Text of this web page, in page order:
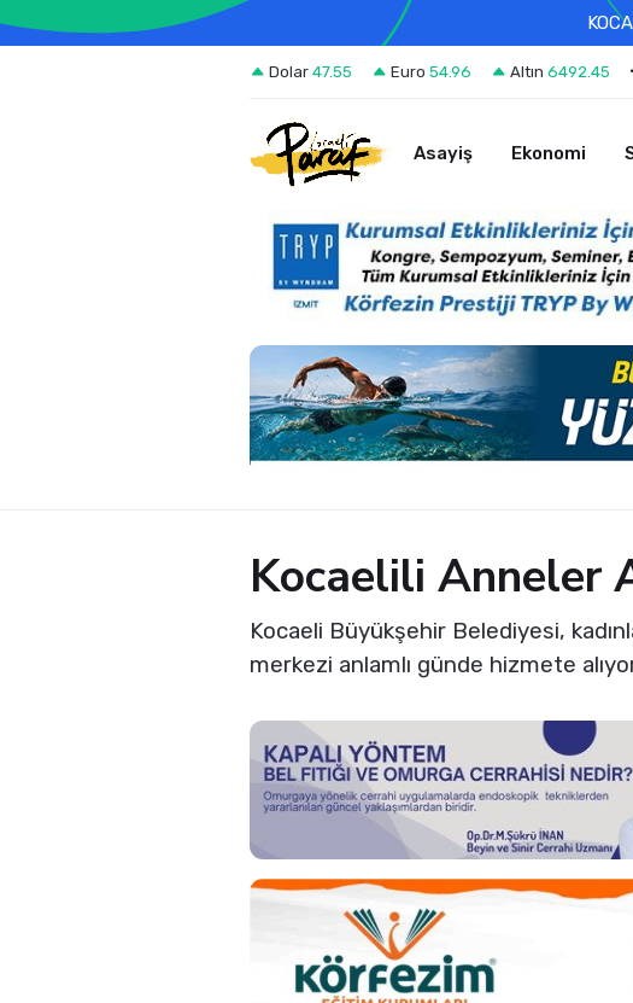
Dolar 47.55 Euro 54.96 Altın 6492.45
Asayiş Ekonomi
Kocaelili Anneler
Kocaeli Büyükşehir Belediyesi,
merkezi anlamlı günde hizmete